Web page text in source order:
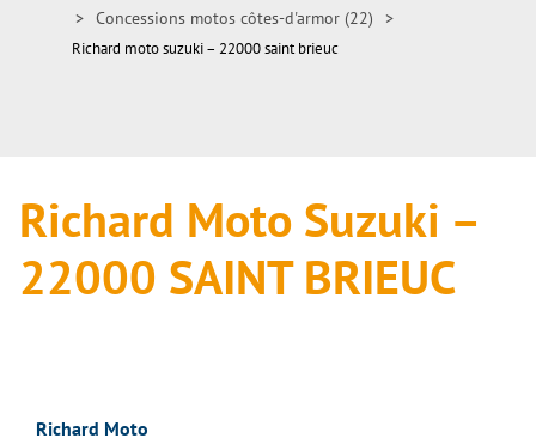
> Concessions motos côtes-d'armor (22) >
Richard moto suzuki – 22000 saint brieuc
Richard Moto Suzuki –
22000 SAINT BRIEUC
Richard Moto